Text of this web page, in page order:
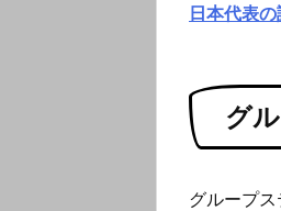
日本代表
グ
グループス